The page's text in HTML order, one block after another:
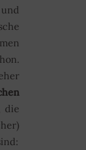
die